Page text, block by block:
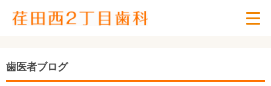
歯医者ブログ